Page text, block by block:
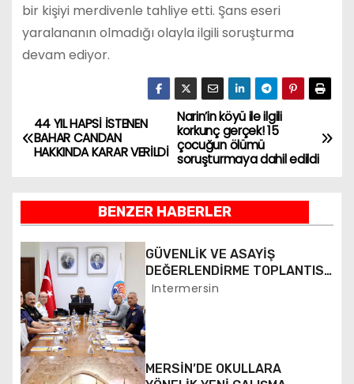
bir kişiyi merdivenle tahliye etti. Şans eseri
yaralananın olmadığı olayla ilgili soruşturma
devam ediyor.
Y
a
ı
g
e
z
i
Narin’in köyü ile ilgili
korkunç gerçek! 15
çocuğun ölümü
soruşturmaya dahil edildi
44 YIL HAPSİ İSTENEN
BAHAR CANDAN
HAKKINDA KARAR VERİLDİ
BENZER HABERLER
GÜVENLİK VE ASAYİŞ
DEĞERLENDİRME TOPLANTISI
YAPILDI
Intermersin
MERSİN’DE OKULLARA